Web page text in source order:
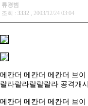
류경범
조회 : 3332 , 2003/12/24 03:04
메칸더 메칸더 메칸더 브이
랄라랄라랄랄랄라 공격개시
메칸더 메칸더 메칸더 브이